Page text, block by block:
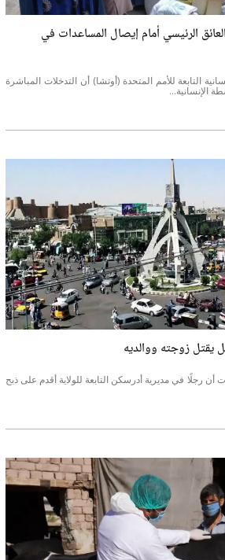
الرئيسي أمام إيصال المساعدات في
التابعة للأمم المتحدة (أوتشا) أن التدخلات المباشرة
الإنسانية...
يقتل زوجته ووالديه
رجلًا في مديرية أدرسكن التابعة للولاية أقدم على ذبح